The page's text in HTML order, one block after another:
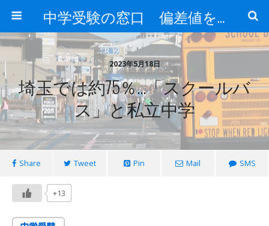
中学受験の窓口 偏差値を上げる勉強法
2023年5月18日
埼玉では約75％…「スクールバ
ス」と私立中学
Share Tweet Pin Mail SMS
+13